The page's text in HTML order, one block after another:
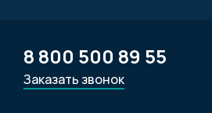
8 800 500 89 55
Заказать звонок